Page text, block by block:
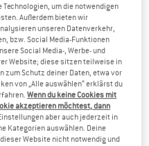
Woven Training
um die notwendigen
Außerdem bieten wir
unseren Datenverkehr,
bzw. Social Media-Funktionen
Social Media-, Werbe- und
Website; diese sitzen teilweise in
zum Schutz deiner Daten, etwa vor
von „Alle auswählen“ erklärst du
Wenn du keine Cookies mit
akzeptieren möchtest, dann
aber auch jederzeit in
Kategorien auswählen. Deine
Website nicht notwendig und